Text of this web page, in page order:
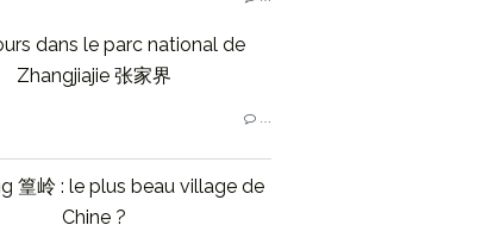
dans le parc national de
Zhangjiajie 张家界
篁岭 : le plus beau village de
Chine ?